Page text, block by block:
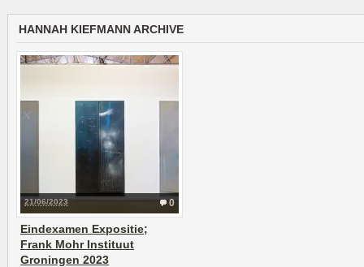
HANNAH KIEFMANN ARCHIVE
0
21/06/2023
Eindexamen Expositie;
Frank Mohr Instituut
Groningen 2023